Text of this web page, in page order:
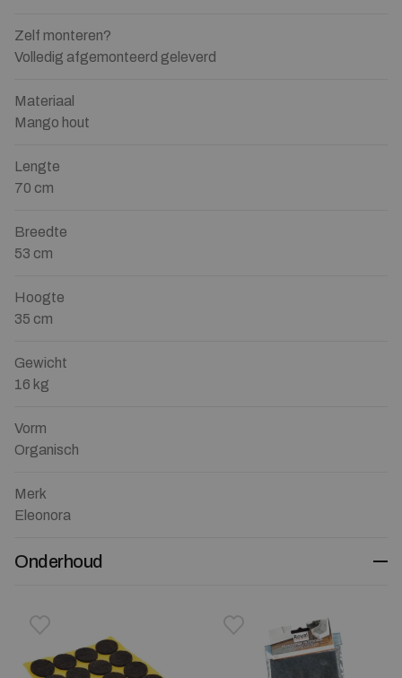
Zelf monteren?
Volledig afgemonteerd geleverd
Materiaal
Mango hout
Lengte
70 cm
Breedte
53 cm
Hoogte
35 cm
Gewicht
16 kg
Vorm
Organisch
Merk
Eleonora
Onderhoud
Toevoegen aan verlanglijstje
Verwijderen van verlanglijst Toevoegen aan
Verwijderen van verlanglijst